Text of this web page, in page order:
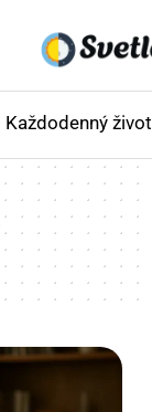
Každodenný život